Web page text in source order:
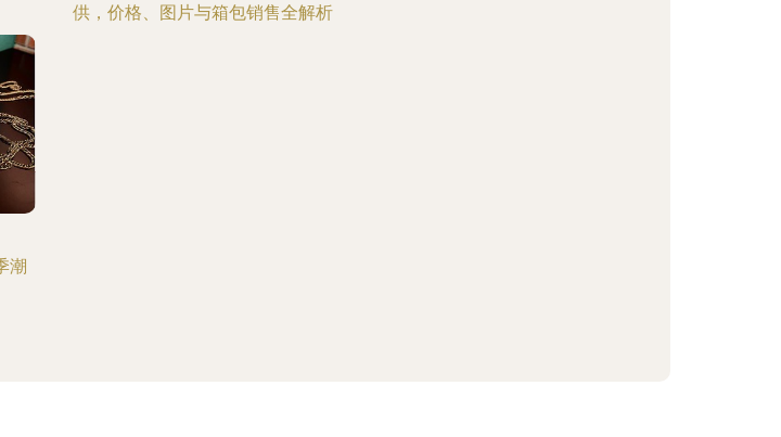
供，价格、图片与箱包销售全解析
潮